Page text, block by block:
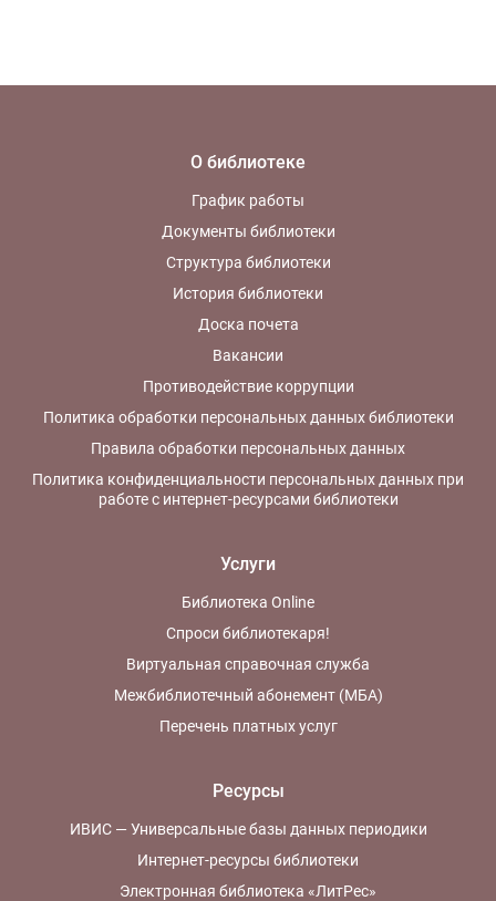
О библиотеке
График работы
Документы библиотеки
Структура библиотеки
История библиотеки
Доска почета
Вакансии
Противодействие коррупции
Политика обработки персональных данных библиотеки
Правила обработки персональных данных
Политика конфиденциальности персональных данных при
работе с интернет-ресурсами библиотеки
Услуги
Библиотека Online
Спроси библиотекаря!
Виртуальная справочная служба
Межбиблиотечный абонемент (МБА)
Перечень платных услуг
Ресурсы
ИВИС — Универсальные базы данных периодики
Интернет-ресурсы библиотеки
Электронная библиотека «ЛитРес»